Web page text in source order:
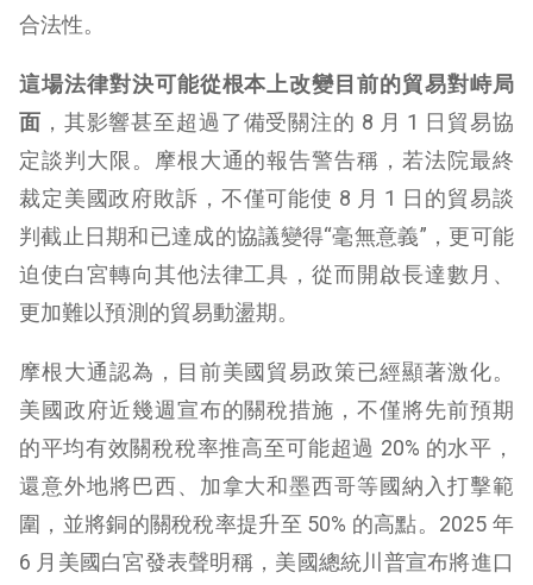
合法性。
這場法律對決可能從根本上改變目前的貿易對峙局
面 ，其影響甚至超過了備受關注的 8 月 1 日貿易協
定談判大限。摩根大通的報告警告稱，若法院最終
裁定美國政府敗訴，不僅可能使 8 月 1 日的貿易談
判截止日期和已達成的協議變得“毫無意義”，更可能
迫使白宮轉向其他法律工具，從而開啟長達數月、
更加難以預測的貿易動盪期。
摩根大通認為，目前美國貿易政策已經顯著激化。
美國政府近幾週宣布的關稅措施，不僅將先前預期
的平均有效關稅稅率推高至可能超過 20% 的水平，
還意外地將巴西、加拿大和墨西哥等國納入打擊範
圍，並將銅的關稅稅率提升至 50% 的高點。2025 年
6 月美國白宮發表聲明稱，美國總統川普宣布將進口